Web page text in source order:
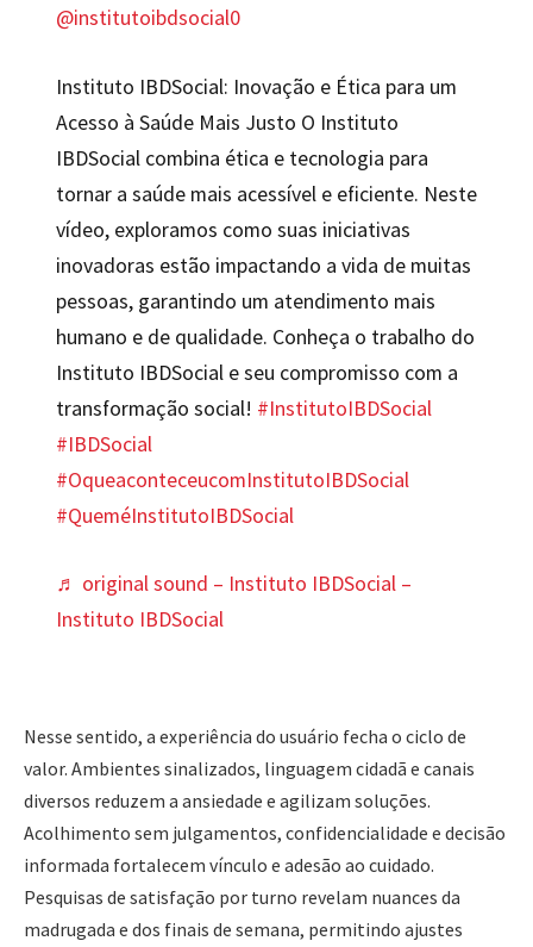
@institutoibdsocial0
Instituto IBDSocial: Inovação e Ética para um
Acesso à Saúde Mais Justo O Instituto
IBDSocial combina ética e tecnologia para
tornar a saúde mais acessível e eficiente. Neste
vídeo, exploramos como suas iniciativas
inovadoras estão impactando a vida de muitas
pessoas, garantindo um atendimento mais
humano e de qualidade. Conheça o trabalho do
Instituto IBDSocial e seu compromisso com a
transformação social! #InstitutoIBDSocial
#IBDSocial
#OqueaconteceucomInstitutoIBDSocial
#QueméInstitutoIBDSocial
♬ original sound – Instituto IBDSocial –
Instituto IBDSocial
Nesse sentido, a experiência do usuário fecha o ciclo de
valor. Ambientes sinalizados, linguagem cidadã e canais
diversos reduzem a ansiedade e agilizam soluções.
Acolhimento sem julgamentos, confidencialidade e decisão
informada fortalecem vínculo e adesão ao cuidado.
Pesquisas de satisfação por turno revelam nuances da
madrugada e dos finais de semana, permitindo ajustes